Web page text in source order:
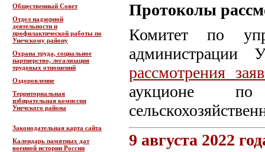
Общественный Совет
Отдел надзорной
деятельности и
профилактической работы по
Унечскому району
Охрана труда, социальное
партнерство, легализация
трудовых отношений
Оздоровление
Территориальная
избирательная комиссия
Унечского района
Законодательная карта сайта
Календарь памятных дат
военной истории России
Протоколы
Комитет по
администрации
рассмотрения
аукционе
9 августа 2022